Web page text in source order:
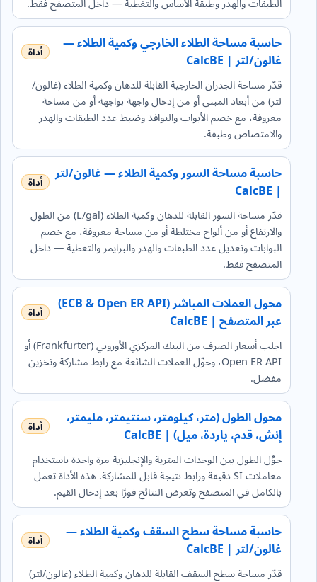
الطبقات والهدر وطبقة الأساس والتغطية — داخل المتصفح فقط.
حاسبة مساحة الطلاء الخارجي وكمية الطلاء —
غالون/لتر | CalcBE
قدّر مساحة الجدران الخارجية القابلة للدهان وكمية الطلاء (غالون/
لتر) من أبعاد المبنى أو من إدخال واجهة بواجهة أو من مساحة
معروفة، مع خصم الأبواب والنوافذ وضبط عدد الطبقات والهدر
والامتصاص وطبقة.
حاسبة مساحة السور وكمية الطلاء — غالون/لتر
| CalcBE
قدّر مساحة السور القابلة للدهان وكمية الطلاء (L/gal) من الطول
والارتفاع أو من ألواح مختلطة أو من مساحة معروفة، مع خصم
البوابات وتعديل عدد الطبقات والهدر والبرايمر والتغطية — داخل
المتصفح فقط.
محول العملات المباشر (ECB & Open ER API)
عبر المتصفح | CalcBE
اجلب أسعار الصرف من البنك المركزي الأوروبي (Frankfurter) أو
Open ER API، وحوِّل العملات الشائعة مع رابط مشاركة وتخزين
مفضل.
محول الطول (متر، كيلومتر، سنتيمتر، مليمتر،
إنش، قدم، ياردة، ميل) | CalcBE
حوِّل الطول بين الوحدات المترية والإنجليزية مرة واحدة باستخدام
معاملات SI دقيقة ورابط نتيجة قابل للمشاركة. هذه الأداة تعمل
بالكامل في المتصفح وتعرض النتائج فورًا بعد إدخال القيم.
حاسبة مساحة سطح السقف وكمية الطلاء —
غالون/لتر | CalcBE
قدّر مساحة سطح السقف القابلة للدهان وكمية الطلاء (غالون/لتر)